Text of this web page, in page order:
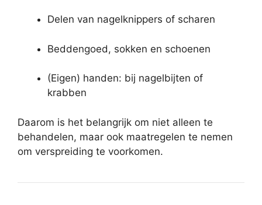
Delen van nagelknippers of scharen
Beddengoed, sokken en schoenen
(Eigen) handen: bij nagelbijten of
krabben
Daarom is het belangrijk om niet alleen te
behandelen, maar ook maatregelen te nemen
om verspreiding te voorkomen.